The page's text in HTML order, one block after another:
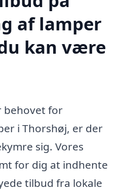
af lamper
kan være
behovet for
i Thorshøj, er der
sig. Vores
for dig at indhente
tilbud fra lokale